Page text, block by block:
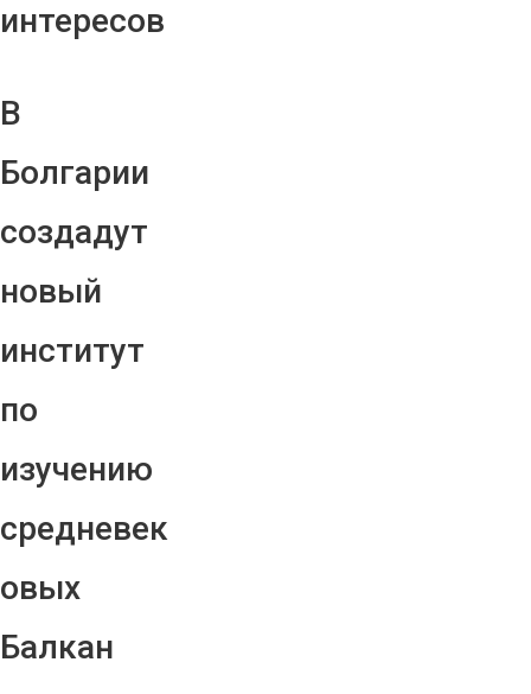
интересов
В
Болгарии
создадут
новый
институт
по
изучению
средневек
овых
Балкан